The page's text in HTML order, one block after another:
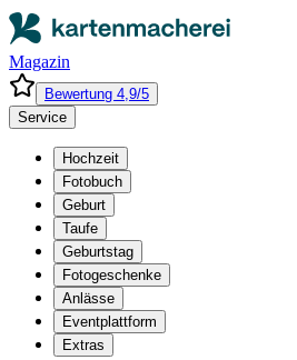
Magazin
Bewertung 4,9/5
Service
Hochzeit
Fotobuch
Geburt
Taufe
Geburtstag
Fotogeschenke
Anlässe
Eventplattform
Extras